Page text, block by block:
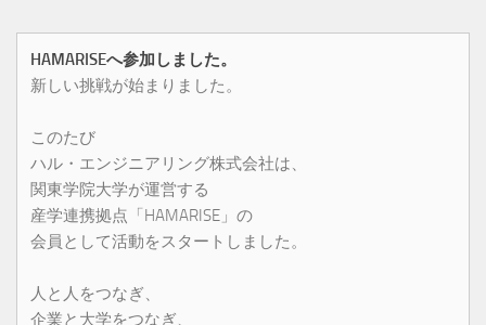
HAMARISEへ参加しました。
新しい挑戦が始まりました。
このたび
ハル・エンジニアリング株式会社は、
関東学院大学が運営する
産学連携拠点「HAMARISE」の
会員として活動をスタートしました。
人と人をつなぎ、
企業と大学をつなぎ、